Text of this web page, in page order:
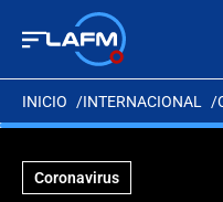
INICIO INTERNACIONAL
Coronavirus